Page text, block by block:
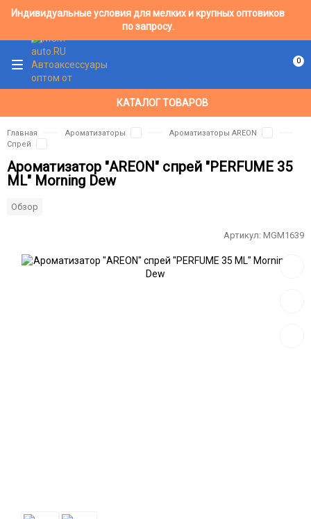
Индивидуальные условия для мелких и крупных оптовиков
по запросу.
КАТАЛОГ ТОВАРОВ
0
Главная Ароматизаторы
Ароматизаторы AREON
Спрей
Ароматизатор "AREON" спрей "PERFUME 35
ML" Morning Dew
Обзор
Артикул: MGM1639